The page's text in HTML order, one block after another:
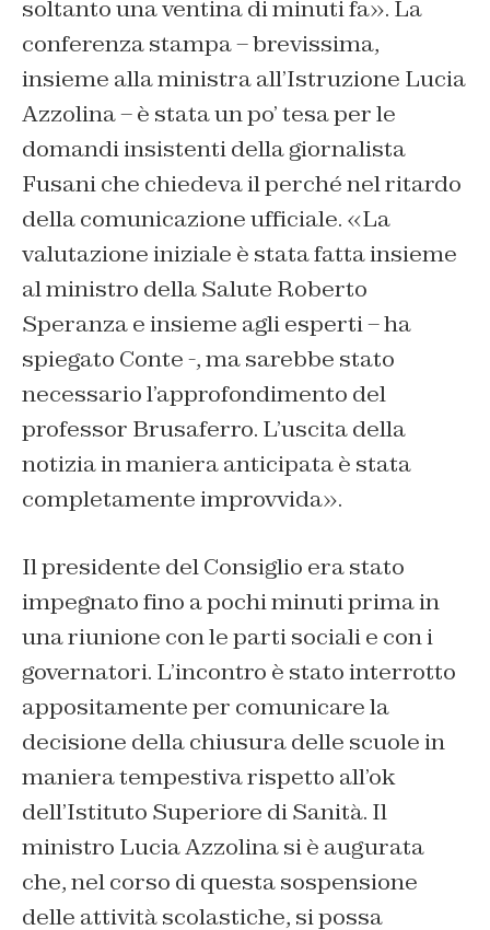
soltanto una ventina di minuti fa». La
conferenza stampa – brevissima,
insieme alla ministra all’Istruzione Lucia
Azzolina – è stata un po’ tesa per le
domandi insistenti della giornalista
Fusani che chiedeva il perché nel ritardo
della comunicazione ufficiale. «La
valutazione iniziale è stata fatta insieme
al ministro della Salute Roberto
Speranza e insieme agli esperti – ha
spiegato Conte -, ma sarebbe stato
necessario l’approfondimento del
professor Brusaferro. L’uscita della
notizia in maniera anticipata è stata
completamente improvvida».
Il presidente del Consiglio era stato
impegnato fino a pochi minuti prima in
una riunione con le parti sociali e con i
governatori. L’incontro è stato interrotto
appositamente per comunicare la
decisione della chiusura delle scuole in
maniera tempestiva rispetto all’ok
dell’Istituto Superiore di Sanità. Il
ministro Lucia Azzolina si è augurata
che, nel corso di questa sospensione
delle attività scolastiche, si possa